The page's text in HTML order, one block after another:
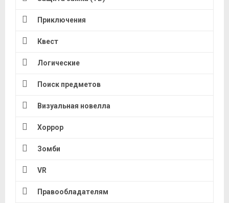
Приключения
Квест
Логические
Поиск предметов
Визуальная новелла
Хоррор
Зомби
VR
Правообладателям